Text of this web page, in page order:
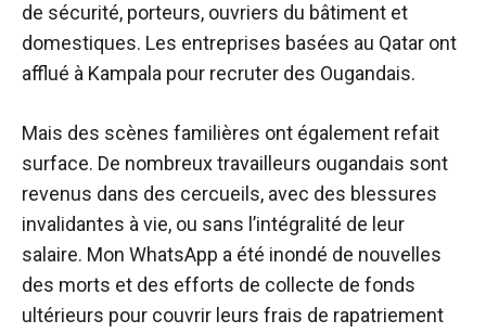
de sécurité, porteurs, ouvriers du bâtiment et
domestiques. Les entreprises basées au Qatar ont
afflué à Kampala pour recruter des Ougandais.
Mais des scènes familières ont également refait
surface. De nombreux travailleurs ougandais sont
revenus dans des cercueils, avec des blessures
invalidantes à vie, ou sans l’intégralité de leur
salaire. Mon WhatsApp a été inondé de nouvelles
des morts et des efforts de collecte de fonds
ultérieurs pour couvrir leurs frais de rapatriement